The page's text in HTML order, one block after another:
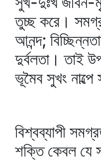
তুচ্ছ করে।
আনন্দ;
দুর্বলতা। তাই
ভূমৈব সুখং
বিশ্বব্যাপী
শক্তি কেবল যে